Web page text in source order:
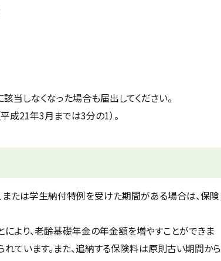
該当しなくなった場合も届出してください。
成21年3月までは3分の1）。
たは学生納付特例を受けた期間がある場合は、保険
より、老齢基礎年金の年金額を増やすことができま
ています。また、追納する保険料は原則古い期間から